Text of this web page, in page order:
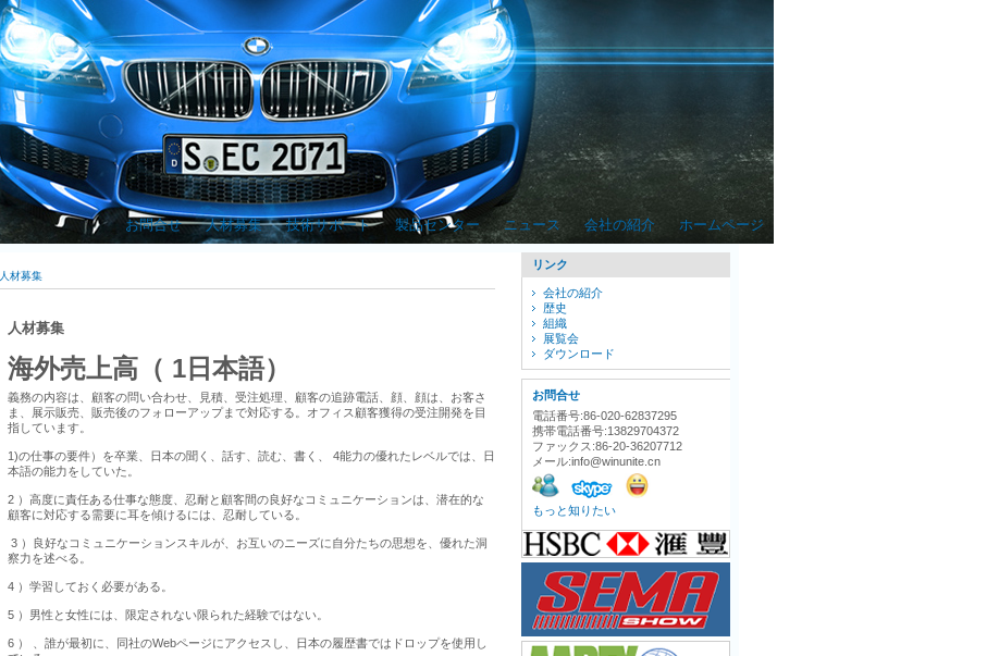
ホームページ
会社の紹介
ニュース
製品センター
技術サポート
人材募集
お問合せ
人材募集
人材募集
海外売上高（ 1日本語）
義務の内容は、顧客の問い合わせ、見積、受注処理、顧客の追跡電話、顔、顔は、お客さ
ま、展示販売、販売後のフォローアップまで対応する。オフィス顧客獲得の受注開発を目
指しています。
1)の仕事の要件）を卒業、日本の聞く、話す、読む、書く、 4能力の優れたレベルでは、日
本語の能力をしていた。
2 ）高度に責任ある仕事な態度、忍耐と顧客間の良好なコミュニケーションは、潜在的な
顧客に対応する需要に耳を傾けるには、忍耐している。
3 ）良好なコミュニケーションスキルが、お互いのニーズに自分たちの思想を、優れた洞
察力を述べる。
4 ）学習しておく必要がある。
5 ）男性と女性には、限定されない限られた経験ではない。
6 ） 、誰が最初に、同社のWebページにアクセスし、日本の履歴書ではドロップを使用し
リンク
会社の紹介
歴史
組織
展覧会
ダウンロード
お問合せ
電話番号:86-020-62837295
携帯電話番号:13829704372
ファックス:86-20-36207712
メール:info@winunite.cn
もっと知りたい